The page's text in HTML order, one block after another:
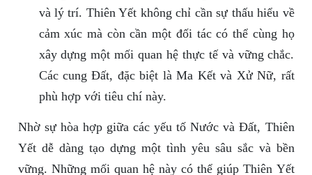
và lý trí. Thiên Yết không chỉ cần sự thấu hiểu về
cảm xúc mà còn cần một đối tác có thể cùng họ
xây dựng một mối quan hệ thực tế và vững chắc.
Các cung Đất, đặc biệt là Ma Kết và Xử Nữ, rất
phù hợp với tiêu chí này.
Nhờ sự hòa hợp giữa các yếu tố Nước và Đất, Thiên
Yết dễ dàng tạo dựng một tình yêu sâu sắc và bền
vững. Những mối quan hệ này có thể giúp Thiên Yết